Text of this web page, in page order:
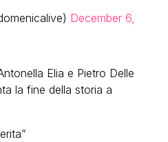
December 6,
Elia e Pietro Delle
la fine della storia a